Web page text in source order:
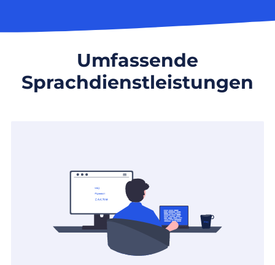
Umfassende
Sprachdienstleistungen